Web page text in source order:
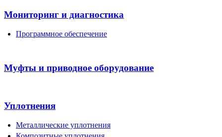
Мониторинг и диагностика
Программное обеспечение
Муфты и приводное оборудование
Уплотнения
Металлические уплотнения